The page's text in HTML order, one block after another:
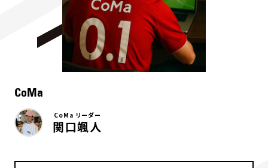
CoMa
CoMa リーダー
関口颯人